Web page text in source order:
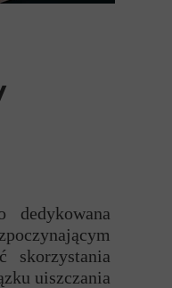
dedykowana
skorzystania
uiszczania